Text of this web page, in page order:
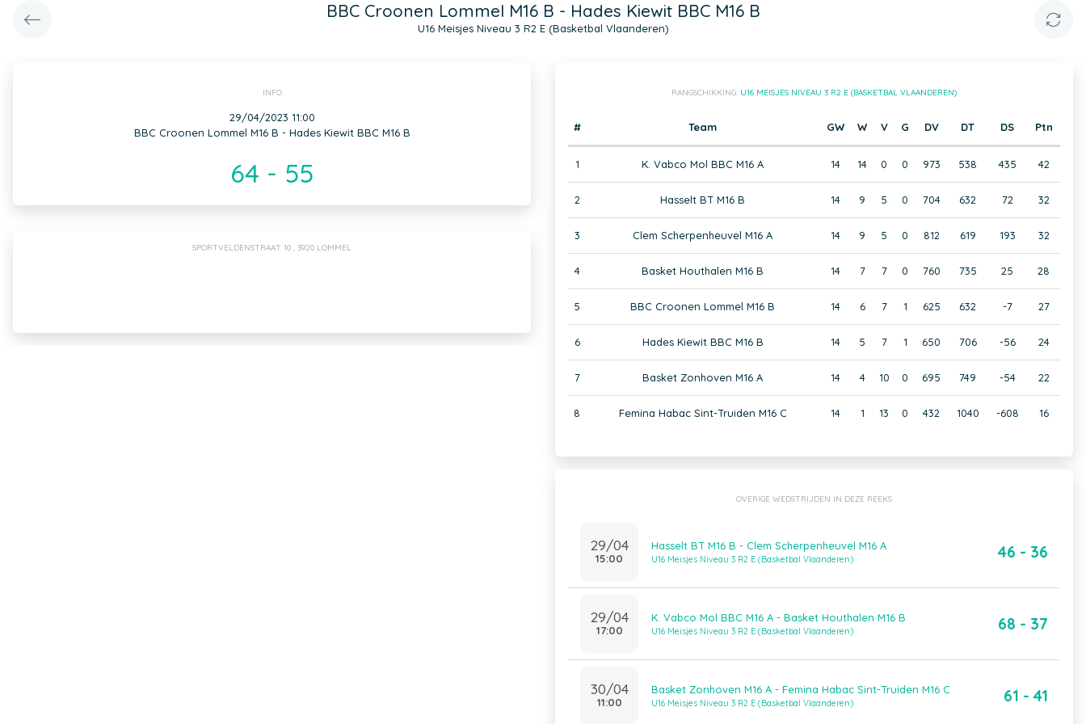
BBC Croonen Lommel M16 B - Hades Kiewit BBC M16 B
U16 Meisjes Niveau 3 R2 E (Basketbal Vlaanderen)
INFO
29/04/2023 11:00
BBC Croonen Lommel M16 B - Hades Kiewit BBC M16 B
64 - 55
SPORTVELDENSTRAAT 10 , 3920 LOMMEL
RANGSCHIKKING: U16 MEISJES NIVEAU 3 R2 E (BASKETBAL VLAANDEREN)
# Team GW W V G DV DT DS Ptn
1 K. Vabco Mol BBC M16 A 14 14 0 0 973 538 435 42
2 Hasselt BT M16 B 14 9 5 0 704 632 72 32
3 Clem Scherpenheuvel M16 A 14 9 5 0 812 619 193 32
4 Basket Houthalen M16 B 14 7 7 0 760 735 25 28
5 BBC Croonen Lommel M16 B 14 6 7 1 625 632 -7 27
6 Hades Kiewit BBC M16 B 14 5 7 1 650 706 -56 24
7 Basket Zonhoven M16 A 14 4 10 0 695 749 -54 22
8 Femina Habac Sint-Truiden M16 C 14 1 13 0 432 1040 -608 16
OVERIGE WEDSTRIJDEN IN DEZE REEKS
29/04
15:00
Hasselt BT M16 B - Clem Scherpenheuvel M16 A
U16 Meisjes Niveau 3 R2 E (Basketbal Vlaanderen) 46 - 36
29/04
17:00
K. Vabco Mol BBC M16 A - Basket Houthalen M16 B
U16 Meisjes Niveau 3 R2 E (Basketbal Vlaanderen) 68 - 37
30/04
11:00
Basket Zonhoven M16 A - Femina Habac Sint-Truiden M16 C
U16 Meisjes Niveau 3 R2 E (Basketbal Vlaanderen) 61 - 41